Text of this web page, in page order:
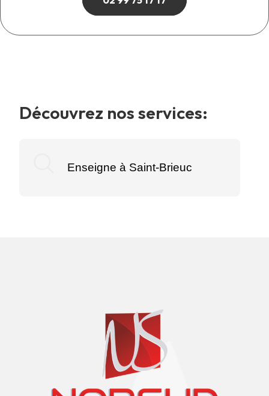
Découvrez nos services:
Enseigne à Saint-Brieuc